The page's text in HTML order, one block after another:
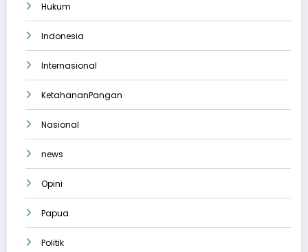
Hukum
Indonesia
Internasional
KetahananPangan
Nasional
news
Opini
Papua
Politik